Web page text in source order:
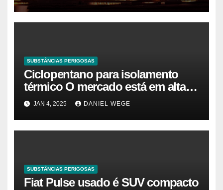
SUBSTÂNCIAS PERIGOSAS
Ciclopentano para isolamento
térmico O mercado está em alta
agora. Vamos entender o
tamanho do mercado, a
participação e a previsão até 2032
JAN 4, 2025 DANIEL WEGE
SUBSTÂNCIAS PERIGOSAS
Fiat Pulse usado é SUV compacto